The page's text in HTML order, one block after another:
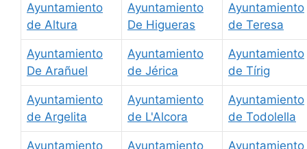
Ayuntamiento
de Altura
Ayuntamiento
De Higueras
Ayuntamiento
de Teresa
Ayuntamiento
De Arañuel
Ayuntamiento
de Jérica
Ayuntamiento
de Tírig
Ayuntamiento
de Argelita
Ayuntamiento
de L'Alcora
Ayuntamiento
de Todolella
Ayuntamiento Ayuntamiento Ayuntamiento